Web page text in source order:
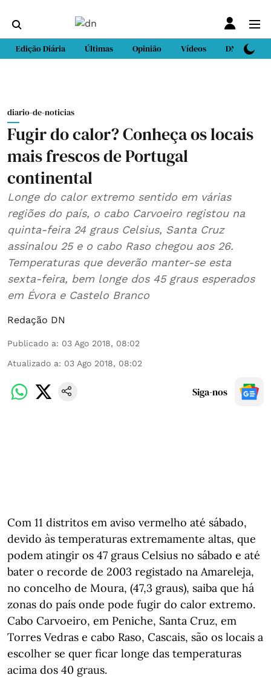
Edição Diária Últimas Opinião Vídeos DN Sport
diario-de-noticias
Fugir do calor? Conheça os locais
mais frescos de Portugal
continental
Longe do calor extremo sentido em várias
regiões do país, o cabo Carvoeiro registou na
quinta-feira 24 graus Celsius, Santa Cruz
assinalou 25 e o cabo Raso chegou aos 26.
Temperaturas que deverão manter-se esta
sexta-feira, bem longe dos 45 graus esperados
em Évora e Castelo Branco
Redação DN
Publicado a: 03 Ago 2018, 08:02
Atualizado a: 03 Ago 2018, 08:02
Siga-nos
Com 11 distritos em aviso vermelho até sábado,
devido às temperaturas extremamente altas, que
podem atingir os 47 graus Celsius no sábado e até
bater o recorde de 2003 registado na Amareleja,
no concelho de Moura, (47,3 graus), saiba que há
zonas do país onde pode fugir do calor extremo.
Cabo Carvoeiro, em Peniche, Santa Cruz, em
Torres Vedras e cabo Raso, Cascais, são os locais a
escolher se quer ficar longe das temperaturas
acima dos 40 graus.